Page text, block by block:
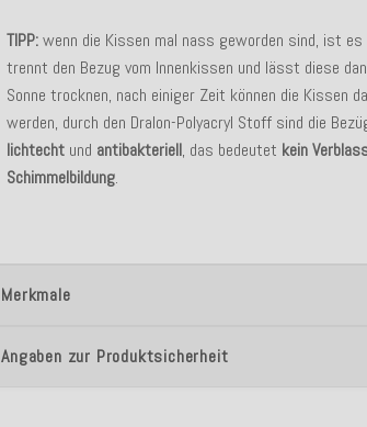
TIPP:wenn die Kissen mal nass geworden sind, ist es
trennt den Bezug vom Innenkissen und lässt diese
Sonne trocknen, nach einiger Zeit können die Kissen
werden, durch den Dralon-Polyacryl Stoff sind die
lichtecht und antibakteriell, das bedeutet kein
Schimmelbildung.
Merkmale
Angaben zur Produktsicherheit